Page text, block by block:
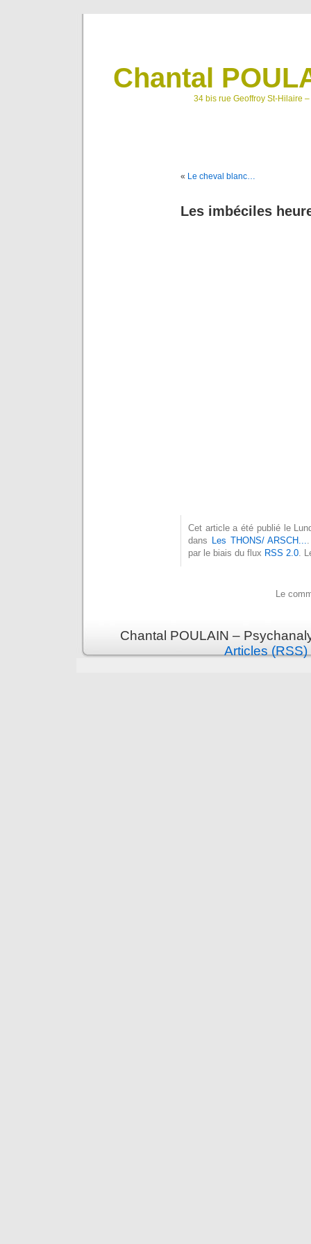
Chantal
34 bis rue Geoffroy St-Hilaire
« Le cheval blanc…
Les imbéciles
Cet article a été publié le
dans Les THONS/ ARSCH...
par le biais du flux RSS 2.0 .
Le
Chantal POULAIN –
Articles (RSS)